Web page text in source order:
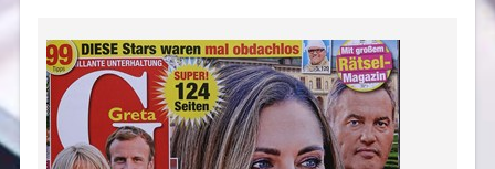
keine eingestellten Titel
nur Titel im Angebot Suche zurücksetzen
Suchen